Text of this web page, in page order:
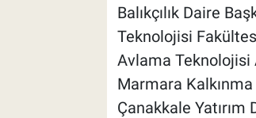
Balıkçılık Daire
Teknolojisi
Avlama Teknolojisi
Marmara
Çanakkale